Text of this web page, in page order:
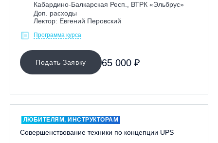
Спортсменам
Тренерам
ЛЕКТОР
Кабардино-Балкарская Респ., ВТРК «Эльбрус»
Доп. расходы
Лектор: Евгений Перовский
Программа курса
Подать Заявку 65 000 ₽
ЛЮБИТЕЛЯМ, ИНСТРУКТОРАМ
Совершенствование техники по концепции UPS